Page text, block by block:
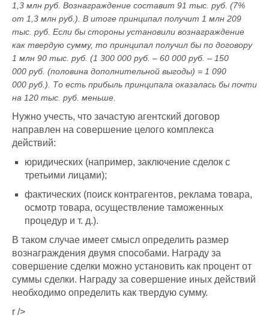
1,3 млн руб. Вознаграждение составит 91 тыс. руб. (7%
от 1,3 млн руб.). В итоге принципал получит 1 млн 209
тыс. руб. Если бы стороны установили вознаграждение
как твердую сумму, то принципал получил бы по договору
1 млн 90 тыс. руб. (1 300 000 руб. – 60 000 руб. – 150
000 руб. (половина дополнительной выгоды) = 1 090
000 руб.). То есть прибыль принципала оказалась бы почти
на 120 тыс. руб. меньше.
Нужно учесть, что зачастую агентский договор
направлен на совершение целого комплекса
действий:
юридических (например, заключение сделок с
третьими лицами);
фактических (поиск контрагентов, реклама товара,
осмотр товара, осуществление таможенных
процедур и т. д.).
В таком случае имеет смысл определить размер
вознаграждения двумя способами. Награду за
совершение сделки можно установить как процент от
суммы сделки. Награду за совершение иных действий
необходимо определить как твердую сумму.
r />